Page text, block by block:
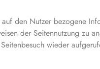
den Nutzer bezogene
der Seitennutzung zu
wieder